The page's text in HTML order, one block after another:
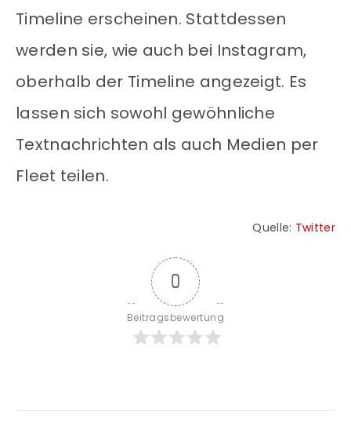
Timeline erscheinen. Stattdessen
werden sie, wie auch bei Instagram,
oberhalb der Timeline angezeigt. Es
lassen sich sowohl gewöhnliche
Textnachrichten als auch Medien per
Fleet teilen.
Quelle: Twitter
0
Beitragsbewertung